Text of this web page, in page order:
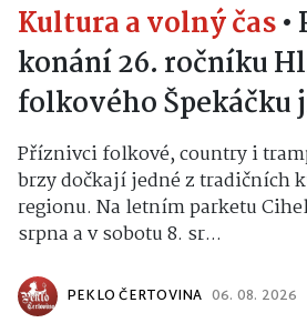
Kultura a volný čas•
konání 26. ročníku
folkového
Příznivci folkové, country i
brzy dočkají jedné z tradičních
regionu. Na letním parketu
srpna a v sobotu 8. sr...
PEKLO ČERTOVINA 06. 08. 2026